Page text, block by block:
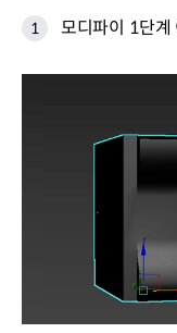
모디파이 1단계